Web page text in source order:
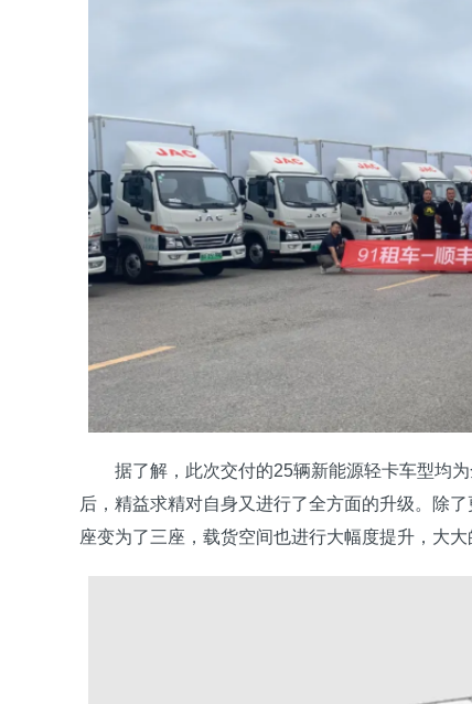
据了解，此次交付的25辆新能源轻卡车型均为
后，精益求精对自身又进行了全方面的升级。除
座变为了三座，载货空间也进行大幅度提升，大